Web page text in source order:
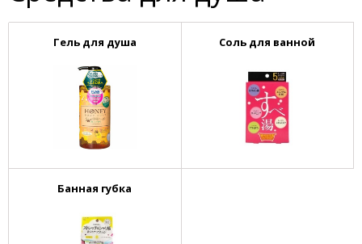
Гель для душа Соль для ванной
Банная губка